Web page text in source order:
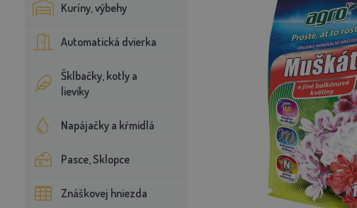
Kuríny, výbehy
Automatická dvierka
Šklbačky, kotly a
lieviky
Napájačky a kŕmidlá
Pasce, Sklopce
Znáškovej hniezda